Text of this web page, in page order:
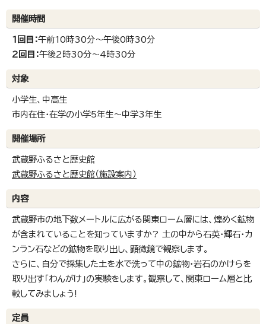
開催時間
1回目：午前10時30分～午後0時30分
2回目：午後2時30分～4時30分
対象
小学生、中高生
市内在住・在学の小学5年生～中学3年生
開催場所
武蔵野ふるさと歴史館
武蔵野ふるさと歴史館（施設案内）
内容
武蔵野市の地下数メートルに広がる関東ローム層には、煌めく鉱物
が含まれていることを知っていますか? 土の中から石英・輝石・カ
ンラン石などの鉱物を取り出し、顕微鏡で観察します。
さらに、自分で採集した土を水で洗って中の鉱物・岩石のかけらを
取り出す「わんがけ」の実験をします。観察して、関東ローム層と比
較してみましょう!
定員